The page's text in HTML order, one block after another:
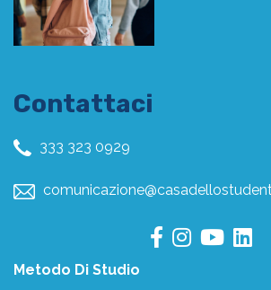
Contattaci
333 323 0929
Metodo Di Studio